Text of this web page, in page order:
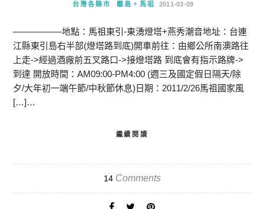
台灣各縣市 離島。馬祖 2011-03-09
—————–地點：馬祖東引-東湧燈塔+燕秀潮音地址：台連
江縣東引島右半部(燈塔路到底)開車前往：由鄉公所南澳路往
上走->經過酒廠前五叉路口->接燈塔路 到底會有指示路牌->
到達 開放時間：AM09:00-PM4:00 (週三及國定假日隔天/除
夕/大年初一端午節/中秋節休息)日期：2011/2/26馬祖國家風
[…]…
繼續閱讀
14Comments